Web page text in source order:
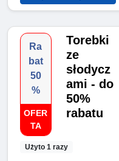
Ra
bat
50
%
OFER
TA
Użyto 1 razy
Torebki
ze
słodycz
ami - do
50%
rabatu